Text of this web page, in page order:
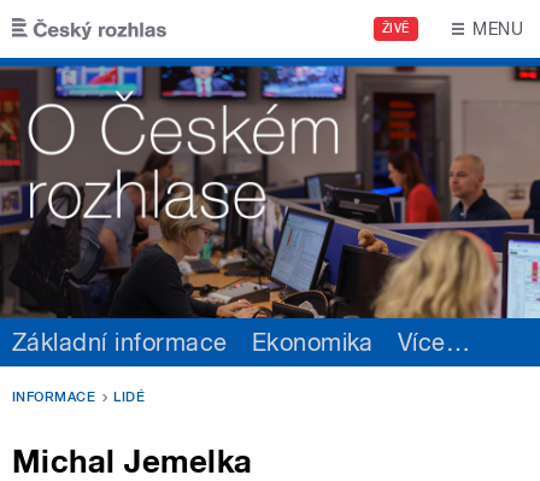
Přejít k hlavnímu obsahu
ŽIVĚ MENU
Základní informace Ekonomika Více…
INFORMACE LIDÉ
Michal Jemelka